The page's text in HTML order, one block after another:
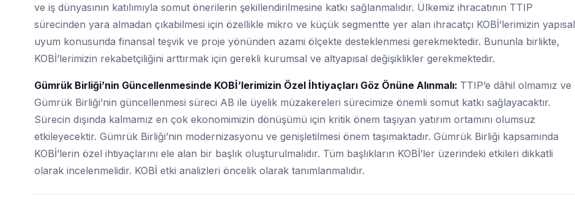
ve iş dünyasının katılımıyla somut önerilerin şekillendirilmesine katkı sağlanmalıdır. Ülkemiz ihracatının TTIP
sürecinden yara almadan çıkabilmesi için özellikle mikro ve küçük segmentte yer alan ihracatçı KOBİ’lerimizin yapısal
uyum konusunda finansal teşvik ve proje yönünden azami ölçekte desteklenmesi gerekmektedir. Bununla birlikte,
KOBİ’lerimizin rekabetçiliğini arttırmak için gerekli kurumsal ve altyapısal değişiklikler gerekmektedir.
Gümrük Birliği’nin Güncellenmesinde KOBİ’lerimizin Özel İhtiyaçları Göz Önüne Alınmalı: TTIP’e dâhil olmamız ve
Gümrük Birliği’nin güncellenmesi süreci AB ile üyelik müzakereleri sürecimize önemli somut katkı sağlayacaktır.
Sürecin dışında kalmamız en çok ekonomimizin dönüşümü için kritik önem taşıyan yatırım ortamını olumsuz
etkileyecektir. Gümrük Birliği’nin modernizasyonu ve genişletilmesi önem taşımaktadır. Gümrük Birliği kapsamında
KOBİ’lerin özel ihtiyaçlarını ele alan bir başlık oluşturulmalıdır. Tüm başlıkların KOBİ’ler üzerindeki etkileri dikkatli
olarak incelenmelidir. KOBİ etki analizleri öncelik olarak tanımlanmalıdır.